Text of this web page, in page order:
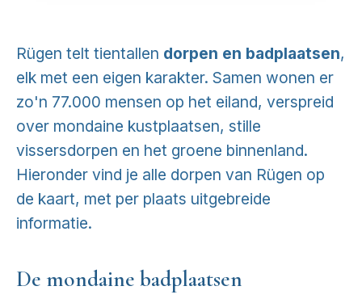
Rügen telt tientallen dorpen en badplaatsen,
elk met een eigen karakter. Samen wonen er
zo'n 77.000 mensen op het eiland, verspreid
over mondaine kustplaatsen, stille
vissersdorpen en het groene binnenland.
Hieronder vind je alle dorpen van Rügen op
de kaart, met per plaats uitgebreide
informatie.
De mondaine badplaatsen